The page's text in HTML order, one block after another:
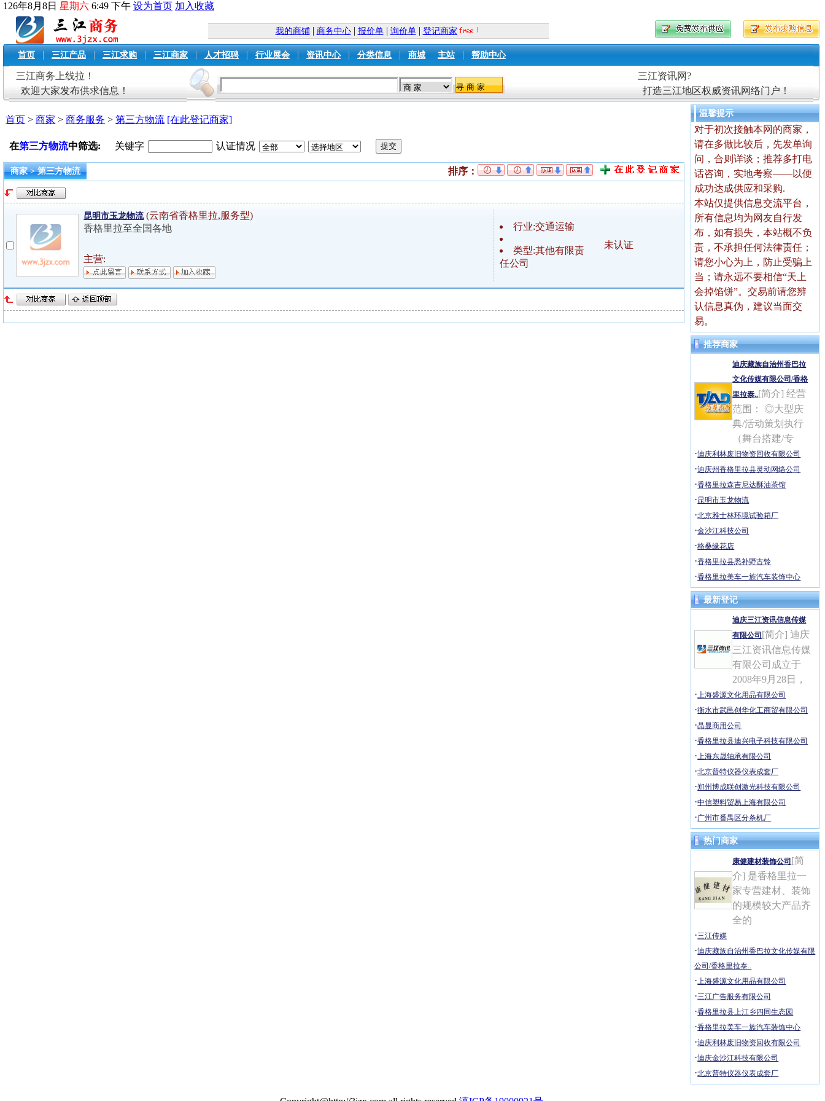
126年8月 8日 星期六 6:49 下午 设为首页 加入收藏
我的商铺| 商务中心| 报价单| 询价单| 登记商家
首页 | 三江产品 | 三江求购 | 三江商家 | 人才招聘 | 行业展会 | 资讯中心 | 分类信息 | 商城 主站 | 帮助中心
三江商务上线拉！
欢迎大家发布供求信息！
三江资讯网?
打造三江地区权威资讯网络门户！
首页 >商家 >商务服务 >第三方物流 [在此登记商家]
在第三方物流中筛选: 关键字 认证情况
商家 > 第三方物流 排序：
昆明市玉龙物流(云南省香格里拉,服务型)
香格里拉至全国各地
主营:
行业:交通运输
类型:其他有限责
任公司
未认证
温馨提示
对于初次接触本网的商家，
请在多做比较后，先发单询
问，合则详谈；推荐多打电
话咨询，实地考察——以便
成功达成供应和采购.
本站仅提供信息交流平台，
所有信息均为网友自行发
布，如有损失，本站概不负
责，不承担任何法律责任；
请您小心为上，防止受骗上
当；请永远不要相信“天上
会掉馅饼”。交易前请您辨
认信息真伪，建议当面交
易。
推荐商家
迪庆藏族自治州香巴拉
文化传媒有限公司/香格
里拉泰..[简介] 经营
范围： ◎大型庆
典/活动策划执行
（舞台搭建/专
·迪庆利林废旧物资回收有限公司
·迪庆州香格里拉县灵动网络公司
·香格里拉森吉尼达酥油茶馆
·昆明市玉龙物流
·北京雅士林环境试验箱厂
·金沙江科技公司
·格桑缘花店
·香格里拉县悉补野古铃
·香格里拉美车一族汽车装饰中心
最新登记
迪庆三江资讯信息传媒
有限公司 [简介] 迪庆
三江资讯信息传媒
有限公司成立于
2008年9月28日，
·上海盛源文化用品有限公司
·衡水市武邑创华化工商贸有限公司
·晶显商用公司
·香格里拉县迪兴电子科技有限公司
·上海东晟轴承有限公司
·北京普特仪器仪表成套厂
·郑州博成联创激光科技有限公司
·中信塑料贸易上海有限公司
·广州市番禺区分条机厂
热门商家
康健建材装饰公司 [简
介] 是香格里拉一
家专营建材、装饰
的规模较大产品齐
全的
·三江传媒
·迪庆藏族自治州香巴拉文化传媒有限
公司/香格里拉泰..
·上海盛源文化用品有限公司
·三江广告服务有限公司
·香格里拉县上江乡四同生态园
·香格里拉美车一族汽车装饰中心
·迪庆利林废旧物资回收有限公司
·迪庆金沙江科技有限公司
·北京普特仪器仪表成套厂